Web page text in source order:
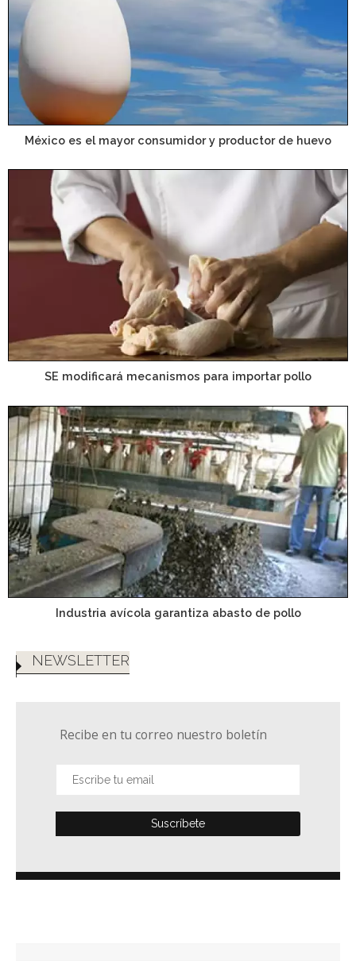
México es el mayor consumidor y productor de huevo
SE modificará mecanismos para importar pollo
Industria avícola garantiza abasto de pollo
NEWSLETTER
Recibe en tu correo nuestro boletín